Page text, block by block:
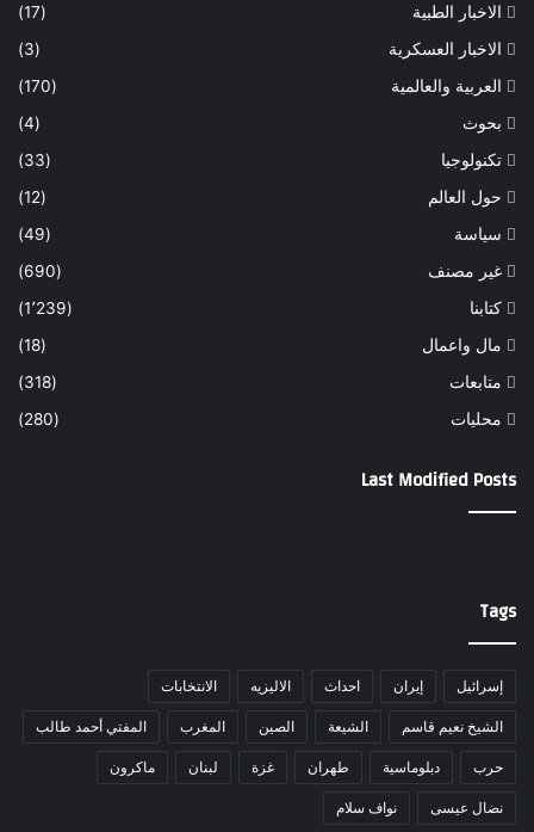
الاخبار الطبية
(17)
الاخبار العسكرية
(3)
العربية والعالمية
(170)
بحوث
(4)
تكنولوجيا
(33)
حول العالم
(12)
سياسة
(49)
غير مصنف
(690)
كتابنا
(1٬239)
مال واعمال
(18)
متابعات
(318)
محليات
(280)
Last Modified Posts
Tags
إسرائيل إيران احداث الاليزيه الانتخابات
الشيخ نعيم قاسم الشيعة الصين المغرب المفتي أحمد طالب
حرب دبلوماسية طهران غزة لبنان ماكرون
نضال عيسى نواف سلام